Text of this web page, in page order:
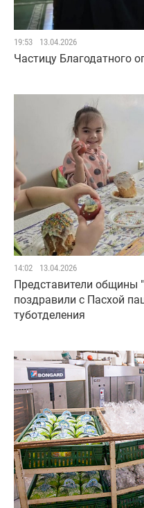
19:53 13.04.2026
Частицу Благодатного
14:02 13.04.2026
Представители
поздравили с Пасхой
туботделения